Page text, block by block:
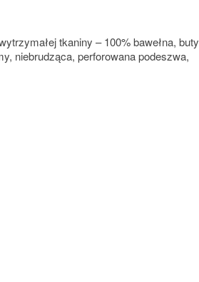
tkaniny – 100% bawełna, buty
niebrudząca, perforowana podeszwa,